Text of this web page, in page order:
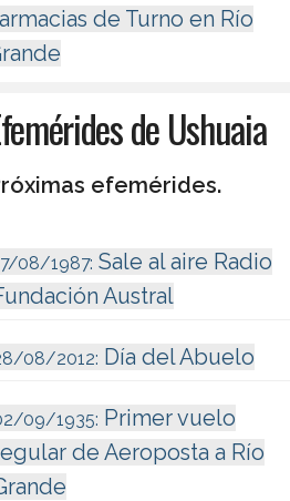
de Turno en Río
de Ushuaia
efemérides.
08/1987: Sale al aire Radio
Austral
08/2012: Día del Abuelo
09/1935: Primer vuelo
de Aeroposta a Río